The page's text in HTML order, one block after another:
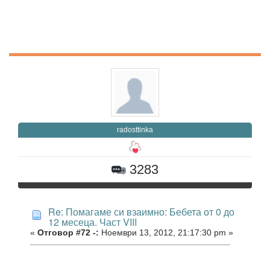
radosttinka
3283
Re: Помагаме си взаимно: Бебета от 0 до
12 месеца. Част VIII
« Отговор #72 -: Ноември 13, 2012, 21:17:30 pm »